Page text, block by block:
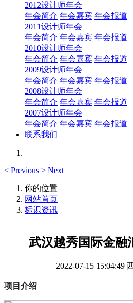
2012设计师年会
年会简介 年会嘉宾 年会报道
2011设计师年会
年会简介 年会嘉宾 年会报道
2010设计师年会
年会简介 年会嘉宾 年会报道
2009设计师年会
年会简介 年会嘉宾 年会报道
2008设计师年会
年会简介 年会嘉宾 年会报道
2007设计师年会
年会简介 年会嘉宾 年会报道
联系我们
< Previous > Next
你的位置
网站首页
标识资讯
武汉越秀国际金融
2022-07-15 15:04:49
项目介绍